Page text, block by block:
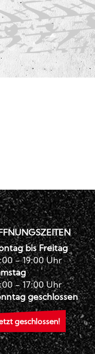
bis Freitag
- 19:00 Uhr
- 17:00 Uhr
geschlossen
geschlossen!